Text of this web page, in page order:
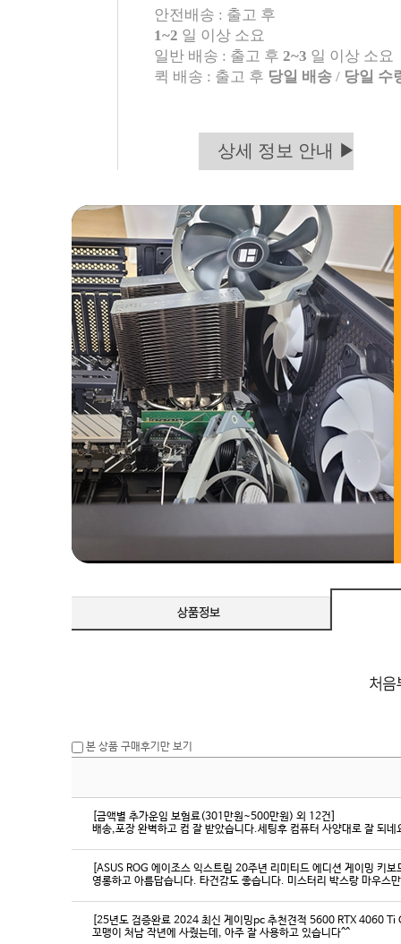
안전배송 : 출고 후
1~2 일 이상 소요
일반 배송 : 출고 후 2~3 일 이상 소요
퀵 배송 : 출고 후 당일 배송 / 당일 수
상세 정보 안내 ▶
본 상품 구매후기만 보기
[금액별 추가운임 보험료(301만원~500만원) 외 12건]
배송,포장 완벽하고 컴 잘 받았습니다.세팅후 컴퓨터 사양대로 잘 되
[ASUS ROG 에이조스 익스트림 20주년 리미티드 에디션 게이밍 키
영롱하고 아름답습니다. 타건감도 좋습니다. 미스터리 박스랑 마우스
[25년도 검증완료 2024 최신 게이밍pc 추천견적 5600 RTX 4060
꼬맹이 처남 작년에 사줬는데, 아주 잘 사용하고 있습니다^^